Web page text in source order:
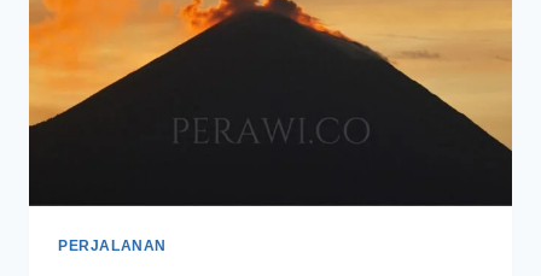
PERJALANAN